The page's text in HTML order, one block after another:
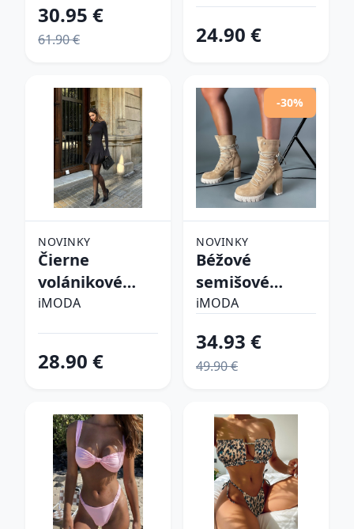
30.95 €
61.90 € 24.90 €
NOVINKY
Čierne
volánikové
šaty
iMODA
28.90 €
-30%
NOVINKY
Béžové
semišové
kotníkové
iMODA
34.93 €
49.90 €